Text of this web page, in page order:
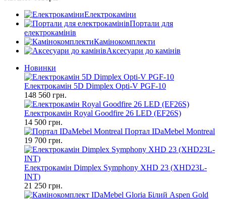
Електрокаміни
Портали для
електрокамінів
Камінокомплекти
Аксесуари до камінів
Новинки
Електрокамін 5D Dimplex Opti-V PGF-10
148 560 грн.
Електрокамін Royal Goodfire 26 LED (EF26S)
14 500 грн.
Портал IDaMebel Montreal
19 700 грн.
Електрокамін Dimplex Symphony XHD 23 (XHD23L-
INT)
21 250 грн.